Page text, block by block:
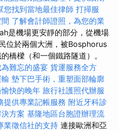
您找到當地最佳律師 打掃服
了解會計師證照，為您的業
是機場更安靜的部分，從機場
位於兩個大洲，被Bosphorus
橋樑（和一個鐵路隧道）。
難忘的盛宴 貨運服務全方
墊下巴手術，重塑面部輪廓
快的晚年 旅行社護照代辦服
提供專業記帳服務 附近牙科診
方案 基隆地區台胞證辦理流
業徵信社的支持 連接歐洲和亞